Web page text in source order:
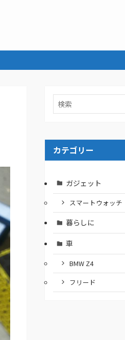
カテゴリー
ガジェット
スマートウォッチ
暮らしに
車
BMW Z4
フリード